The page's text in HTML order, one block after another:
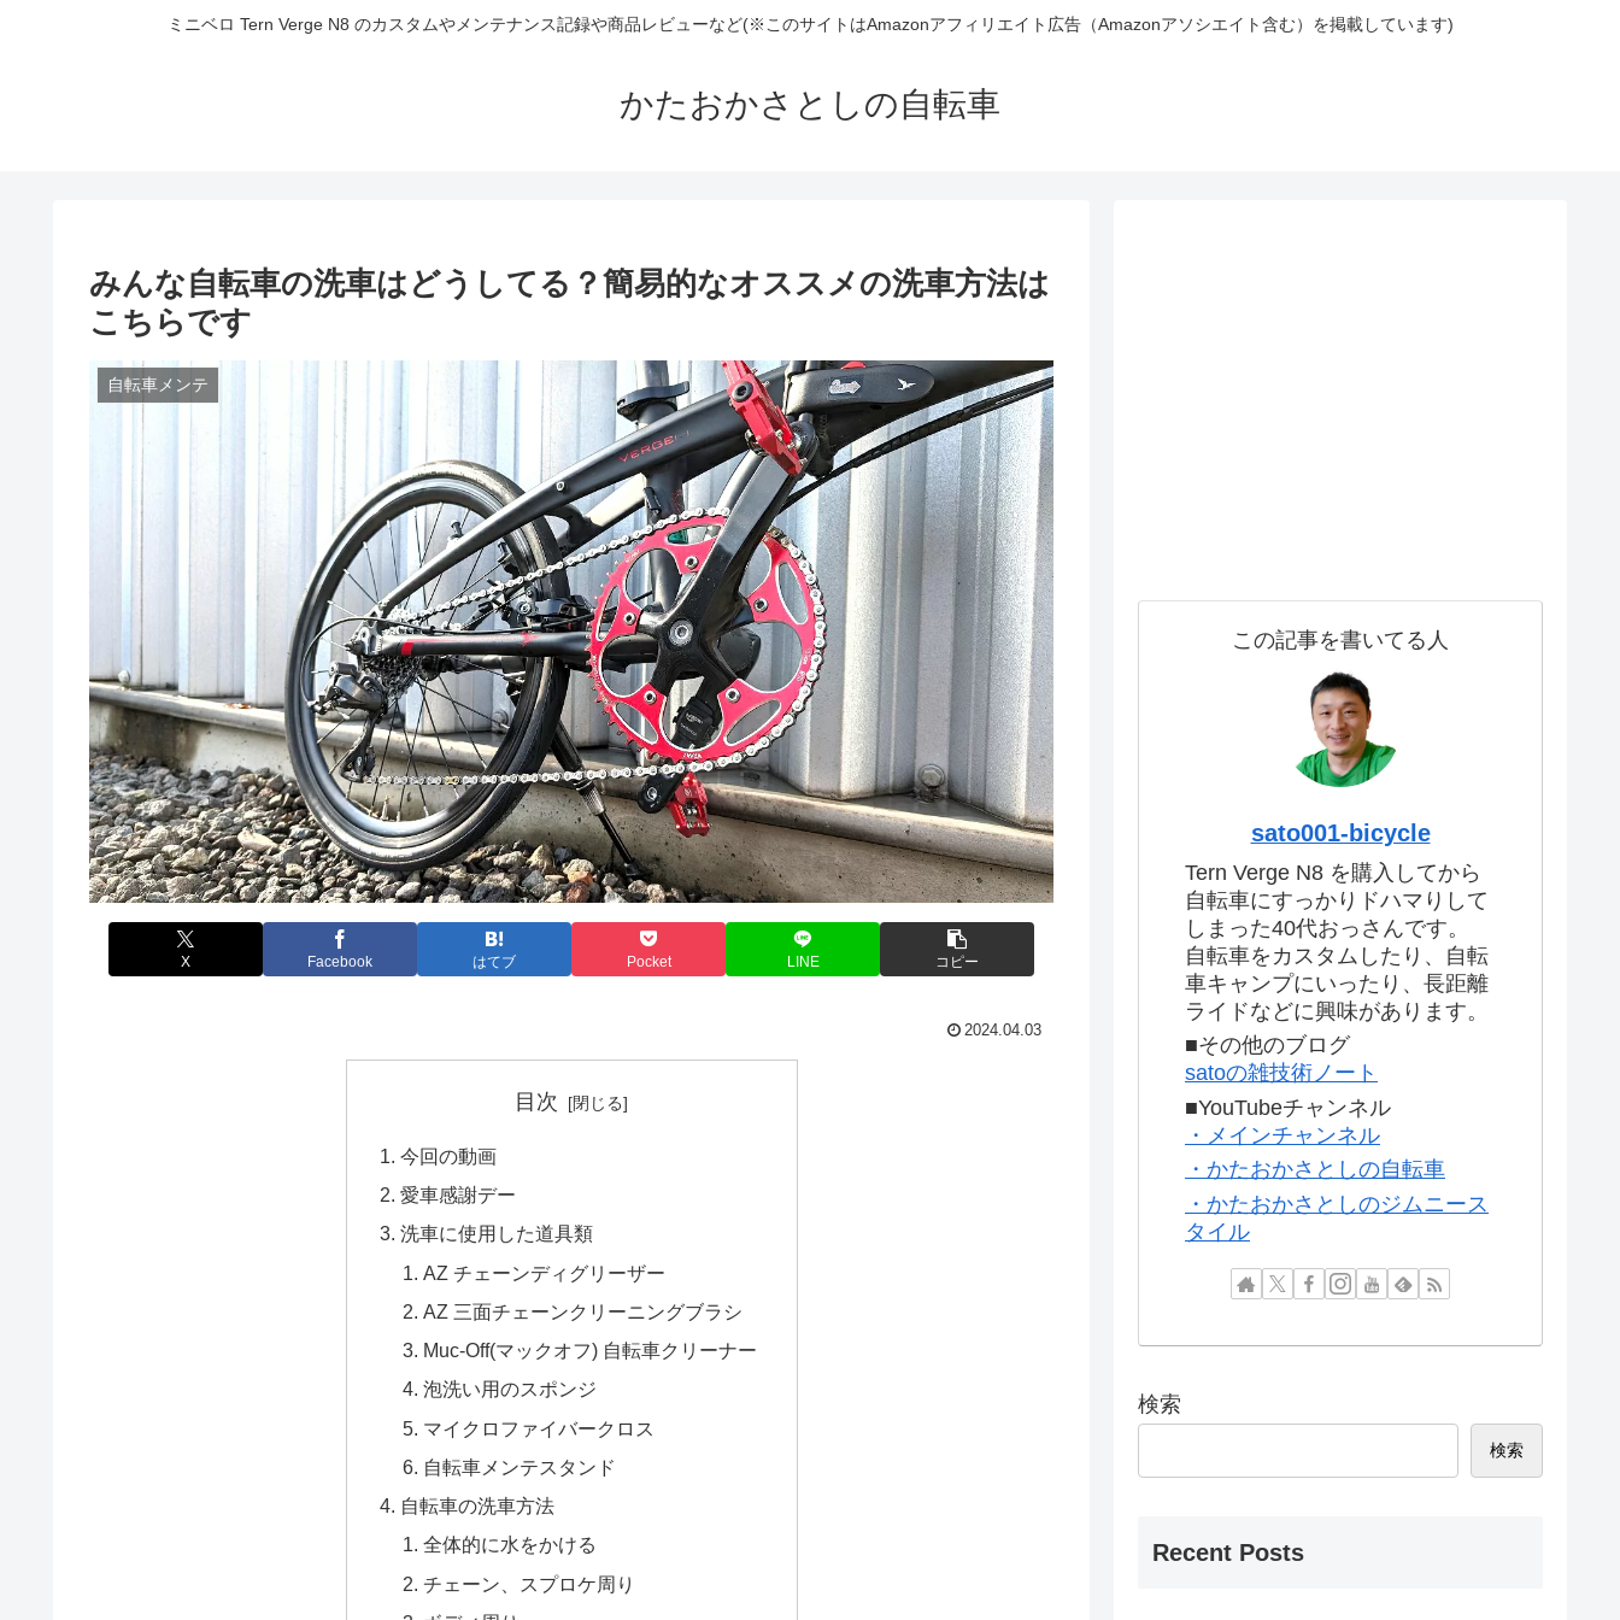
ミニベロ Tern Verge N8 のカスタムやメンテナンス記録や商品レビューなど(※このサイトはAmazonアフィリエイト広告（Amazonアソシエイト含む）を掲載しています)
かたおかさとしの自転車
みんな自転車の洗車はどうしてる？簡易的なオススメの洗車方法は
こちらです
自転車メンテ
X Facebook はてブ Pocket LINE コピー
2024.04.03
目次
今回の動画
愛車感謝デー
洗車に使用した道具類
AZ チェーンディグリーザー
AZ 三面チェーンクリーニングブラシ
Muc-Off(マックオフ) 自転車クリーナー
泡洗い用のスポンジ
マイクロファイバークロス
自転車メンテスタンド
自転車の洗車方法
全体的に水をかける
チェーン、スプロケ周り
この記事を書いてる人
sato001-bicycle
Tern Verge N8 を購入してから
自転車にすっかりドハマりして
しまった40代おっさんです。
自転車をカスタムしたり、自転
車キャンプにいったり、長距離
ライドなどに興味があります。
■その他のブログ
satoの雑技術ノート
■YouTubeチャンネル
・メインチャンネル
・かたおかさとしの自転車
・かたおかさとしのジムニース
タイル
検索
検索
Recent Posts